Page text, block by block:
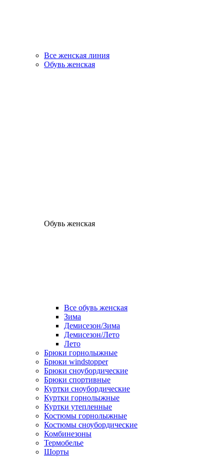
Все женская линия
Обувь женская
Обувь женская
Все обувь женская
Зима
Демисезон/Зима
Демисезон/Лето
Лето
Брюки горнолыжные
Брюки windstopper
Брюки сноубордические
Брюки спортивные
Куртки сноубордические
Куртки горнолыжные
Куртки утепленные
Костюмы горнолыжные
Костюмы сноубордические
Комбинезоны
Термобелье
Шорты